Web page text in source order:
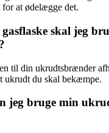
at ødelægge det.
skal jeg
til din ukrudtsbrænder
ukrudt du skal bekæmpe.
jeg bruge min